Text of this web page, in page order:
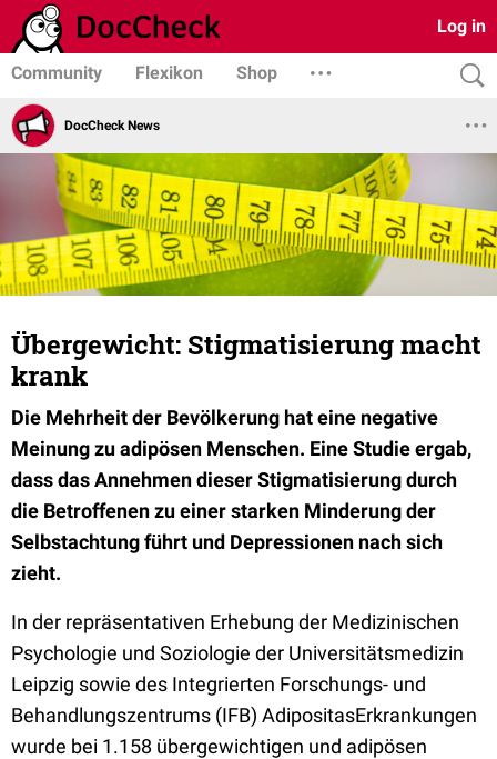
Log in
Community Flexikon Shop
DocCheck News
Übergewicht: Stigmatisierung macht
krank
Die Mehrheit der Bevölkerung hat eine negative
Meinung zu adipösen Menschen. Eine Studie ergab,
dass das Annehmen dieser Stigmatisierung durch
die Betroffenen zu einer starken Minderung der
Selbstachtung führt und Depressionen nach sich
zieht.
In der repräsentativen Erhebung der Medizinischen
Psychologie und Soziologie der Universitätsmedizin
Leipzig sowie des Integrierten Forschungs- und
Behandlungszentrums (IFB) AdipositasErkrankungen
wurde bei 1.158 übergewichtigen und adipösen